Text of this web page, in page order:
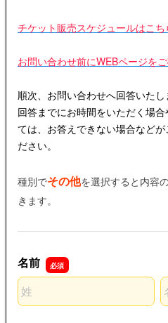
チケット販売スケジュールはこち
お問い合わせ前にWEBページを
順次、お問い合わせへ回答いたし
回答までにお時間をいただく場
ては、お答えできない場合など
ださい。
種別でその他を選択すると内容
きます。
名前
名前の姓